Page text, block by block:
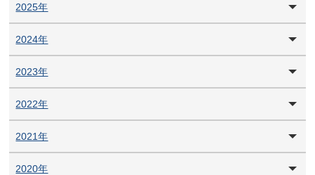
2025年
2024年
2023年
2022年
2021年
2020年